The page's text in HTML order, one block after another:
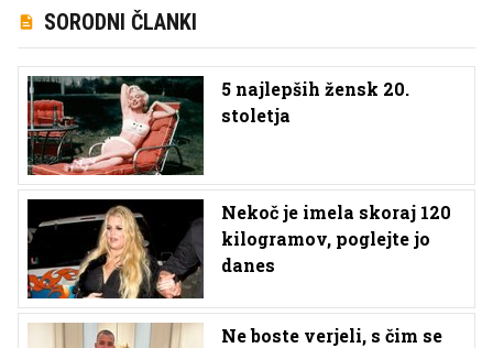
SORODNI ČLANKI
5 najlepših žensk 20.
stoletja
Nekoč je imela skoraj 120
kilogramov, poglejte jo
danes
Ne boste verjeli, s čim se